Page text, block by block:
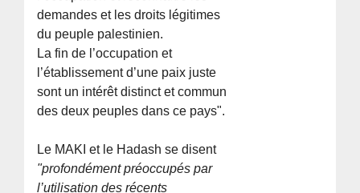
demandes et les droits légitimes
du peuple palestinien.
La fin de l’occupation et
l’établissement d’une paix juste
sont un intérêt distinct et commun
des deux peuples dans ce pays".
Le MAKI et le Hadash se disent
"profondément préoccupés par
l’utilisation des récents